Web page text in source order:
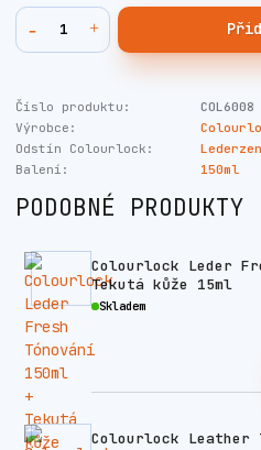
Číslo produktu:
COL6008
Výrobce:
Odstín Colourlock:
Balení:
150ml
PODOBNÉ PRODUKTY
Colourlock Leder
Tekutá kůže 15ml
Skladem
Colourlock Leather